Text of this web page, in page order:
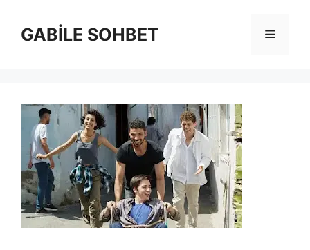
GABİLE SOHBET Menü